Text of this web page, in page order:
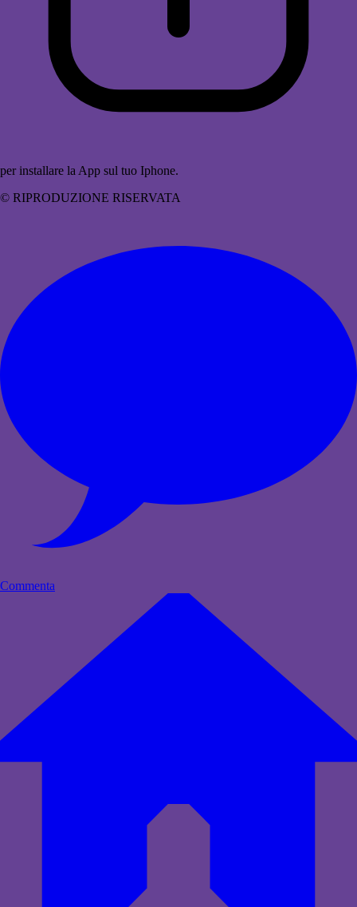
per installare la App sul tuo Iphone.
© RIPRODUZIONE RISERVATA
Commenta